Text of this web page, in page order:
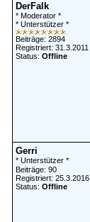
DerFalk
* Moderator *
* Unterstützer *
Beiträge: 2894
Registriert: 31.3.2011
Status: Offline
Gerri
* Unterstützer *
Beiträge: 90
Registriert: 25.3.2016
Status: Offline